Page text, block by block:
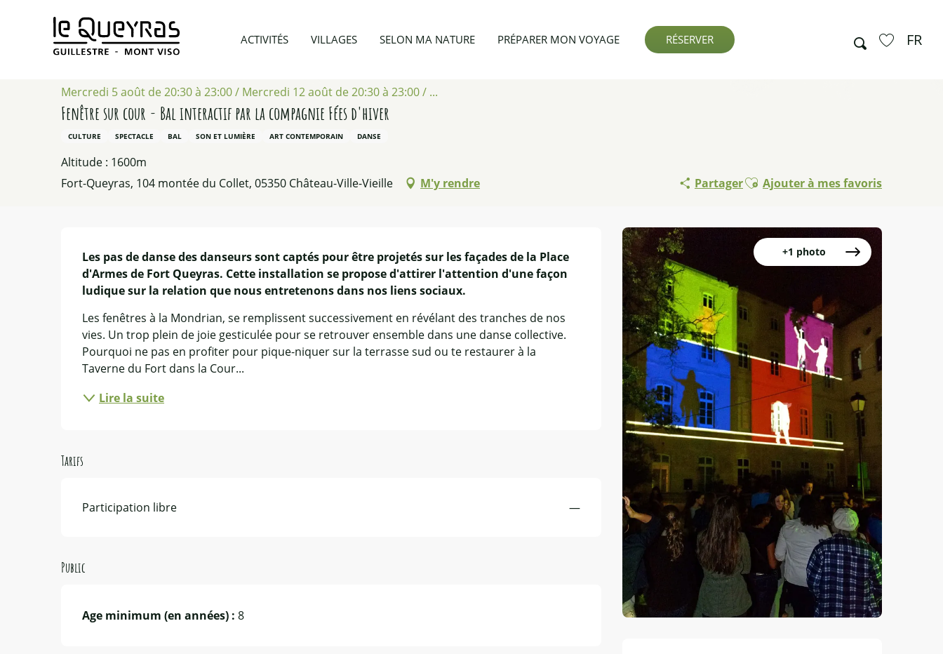
Recherche FR
ACTIVITÉS VILLAGES SELON MA NATURE PRÉPARER MON VOYAGE RÉSERVER
Accueil Agenda Fenêtre sur cour - Bal interactif par la compagnie Fées d'hiver
Mercredi 5 août de 20:30 à 23:00 / Mercredi 12 août de 20:30 à 23:00 / ...
Fenêtre sur cour - Bal interactif par la compagnie Fées d'hiver
CULTURE SPECTACLE BAL SON ET LUMIÈRE ART CONTEMPORAIN DANSE
Altitude : 1600m
Fort-Queyras, 104 montée du Collet, 05350 Château-Ville-Vieille
M'y rendre PartagerAjouter aux favoris
Ajouter à mes favoris
+1 photo
Les pas de danse des danseurs sont captés pour être projetés sur les façades de la Place
d'Armes de Fort Queyras. Cette installation se propose d'attirer l'attention d'une façon
ludique sur la relation que nous entretenons dans nos liens sociaux.
Les fenêtres à la Mondrian, se remplissent successivement en révélant des tranches de nos
vies. Un trop plein de joie gesticulée pour se retrouver ensemble dans une danse collective.
Pourquoi ne pas en profiter pour pique-niquer sur la terrasse sud ou te restaurer à la
Taverne du Fort dans la Cour...
Lire la suite
Tarifs
Participation libre —
Public
Age minimum (en années) : 8